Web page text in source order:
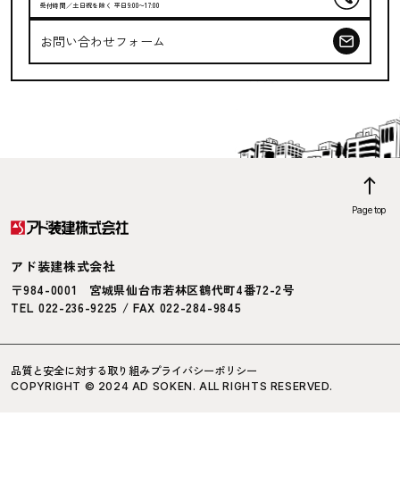
受付時間／土日祝を除く 平日9:00〜17:00
お問い合わせフォーム
アド装建株式会社
〒984-0001 宮城県仙台市若林区鶴代町4番72-2号
TEL 022-236-9225 / FAX 022-284-9845
品質と安全に対する取り組みプライバシーポリシー
COPYRIGHT © 2024 AD SOKEN. ALL RIGHTS RESERVED.
Page top